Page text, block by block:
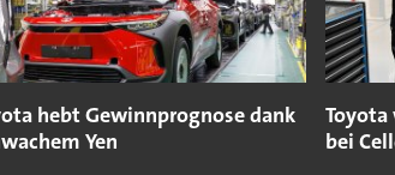
hebt Gewinnprognose dank
Yen
bei